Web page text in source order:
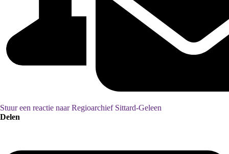
Stuur een reactie naar Regioarchief Sittard-Geleen
Delen